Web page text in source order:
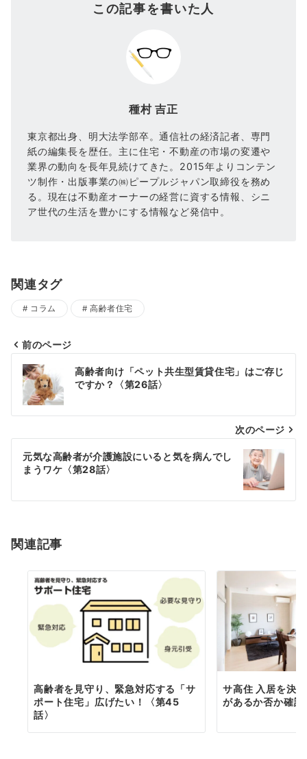
この記事を書いた人
種村 吉正
東京都出身、明大法学部卒。通信社の経済記者、専門
紙の編集長を歴任。主に住宅・不動産の市場の変遷や
業界の動向を長年見続けてきた。2015年よりコンテン
ツ制作・出版事業の㈱ピープルジャパン取締役を務め
る。現在は不動産オーナーの経営に資する情報、シニ
ア世代の生活を豊かにする情報など発信中。
関連タグ
コラム 高齢者住宅
投
稿
ナ
ビ
ゲ
ー
ョ
ン
前のページ
高齢者向け「ペット共生型賃貸住宅」はご存じ
ですか？〈第26話〉
次のページ
元気な高齢者が介護施設にいると気を病んでし
まうワケ〈第28話〉
関連記事
高齢者を見守り、緊急対応する「サ
ポート住宅」広げたい！〈第45
話〉
サ高住 入居を決
があるか否か確